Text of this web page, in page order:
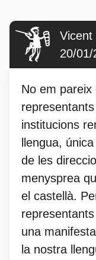
Vicent
20/01/
No em pareix
institucions
llengua,
de les
menysprea
el castellà.
una
la nostra